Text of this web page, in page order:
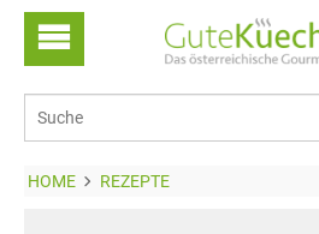
HOME REZEPTE